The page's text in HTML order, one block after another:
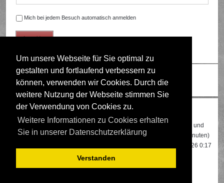
Um unsere Webseite für Sie optimal zu
gestalten und fortlaufend verbessern zu
können, verwenden wir Cookies. Durch die
weitere Nutzung der Webseite stimmen Sie
der Verwendung von Cookies zu.
Weitere Informationen zu Cookies erhalten
Sie in unserer Datenschutzerklärung
Verstanden
Mich bei jedem Besuch automatisch anmelden
Ändere Schriftgröße
Wer ist online?
Insgesamt sind583Besucher online: 2 registrierte, 0 unsichtbare und
581 Gäste (basierend auf den aktiven Besuchern der letzten 5 Minuten)
Besuchern, die am 13.04.2026 0:17
gleichzeitig online waren.